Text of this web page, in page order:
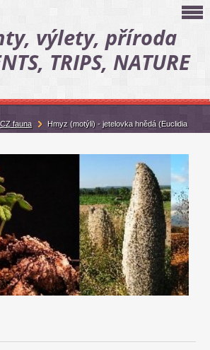
výlety, příroda
TRIPS, NATURE
CZ fauna
Hmyz (motýli) - jetelovka hnědá (Euclidia